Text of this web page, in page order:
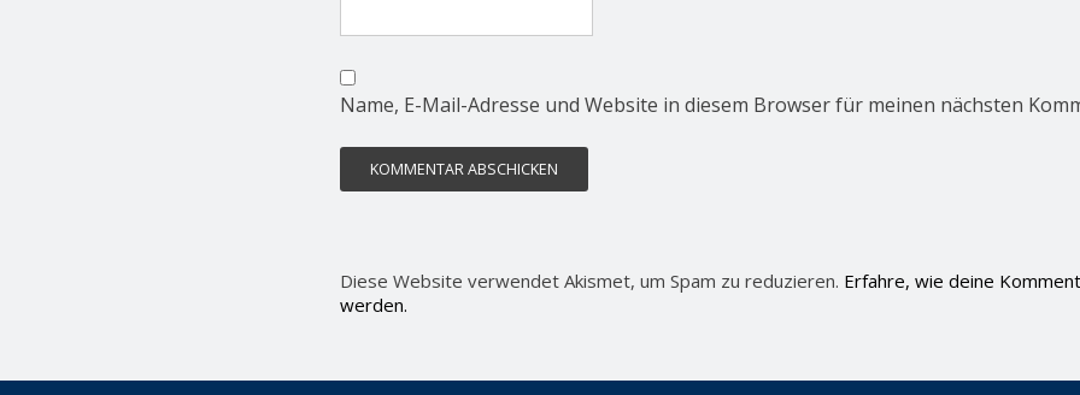
Name, E-Mail-Adresse und Website in diesem Browser für meinen nächsten
Diese Website verwendet Akismet, um Spam zu reduzieren. Erfahre, wie deine
werden.